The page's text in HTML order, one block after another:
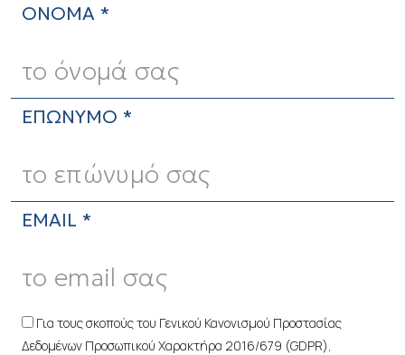
ΟΝΟΜΑ *
ΕΠΩΝΥΜΟ *
EMAIL *
Για τους σκοπούς του Γενικού Κανονισμού Προστασίας
Δεδομένων Προσωπικού Χαρακτήρα 2016/679 (GDPR),